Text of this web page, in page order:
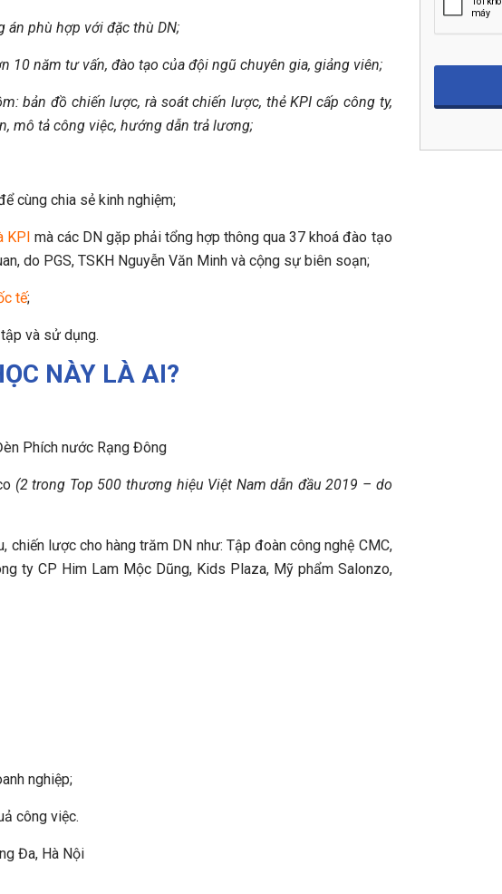
án phù hợp với đặc thù DN;
10 năm tư vấn, đào tạo của đội ngũ chuyên gia, giảng viên;
bản đồ chiến lược, rà soát chiến lược, thẻ KPI cấp công ty,
mô tả công việc, hướng dẫn trả lương;
cùng chia sẻ kinh nghiệm;
KPI mà các DN gặp phải tổng hợp thông qua 37 khoá đào tạo
do PGS, TSKH Nguyễn Văn Minh và cộng sự biên soạn;
tế;
và sử dụng.
NÀY LÀ AI?
Phích nước Rạng Đông
(2 trong Top 500 thương hiệu Việt Nam dẫn đầu 2019 – do
lược cho hàng trăm DN như: Tập đoàn công nghệ CMC,
ty CP Him Lam Mộc Dũng, Kids Plaza, Mỹ phẩm Salonzo,
nghiệp;
công việc.
Đa, Hà Nội